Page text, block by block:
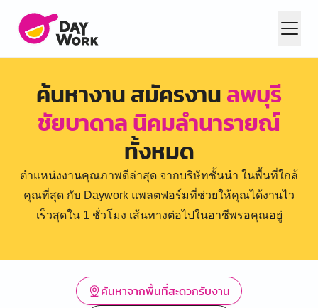
ค้นหางาน สมัครงานลพบุรี
ชัยบาดาล นิคมลำนารายณ์
ทั้งหมด
ตำแหน่งงานคุณภาพดีล่าสุด จากบริษัทชั้นนำ ในพื้นที่ใกล้
คุณที่สุด กับ Daywork แพลตฟอร์มที่ช่วยให้คุณได้งานไว
เร็วสุดใน 1 ชั่วโมง เส้นทางต่อไปในอาชีพรอคุณอยู่
ค้นหาจากพื้นที่สะดวกรับงาน